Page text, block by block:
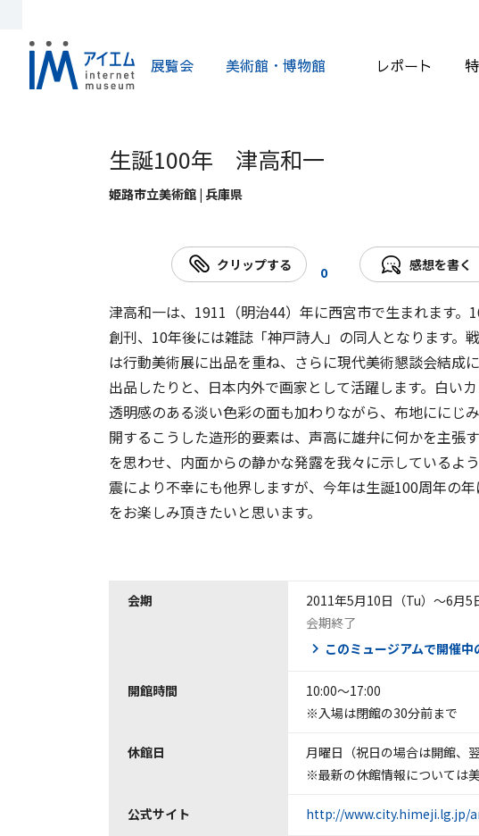
展覧会 美術館・博物館 レポート
生誕100年 津高和一
姫路市立美術館 | 兵庫県
クリップする 0 感想を書く
津高和一は、1911（明治44）年に西宮市で生まれます
創刊、10年後には雑誌「神戸詩人」の同人となります。
は行動美術展に出品を重ね、さらに現代美術懇談会結成
出品したりと、日本内外で画家として活躍します。白い
透明感のある淡い色彩の面も加わりながら、布地ににじ
開するこうした造形的要素は、声高に雄弁に何かを主張
を思わせ、内面からの静かな発露を我々に示しているよ
震により不幸にも他界しますが、今年は生誕100周年の
をお楽しみ頂きたいと思います。
会期
2011年5月10日（Tu）〜6月5
会期終了
このミュージアムで開催中
開館時間
10:00～17:00
※入場は閉館の30分前まで
休館日
月曜日（祝日の場合は開館、
※最新の休館情報については
公式サイト http://www.city.himeji.lg.jp/